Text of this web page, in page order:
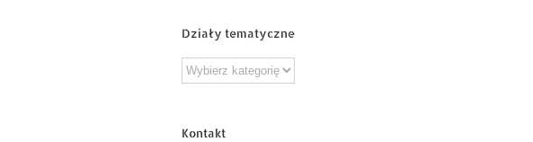
Działy tematyczne
Działy
tematyczne
Kontakt